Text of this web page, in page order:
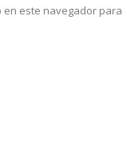
en este navegador para